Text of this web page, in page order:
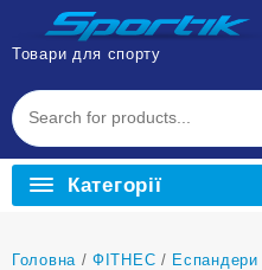
Перейти
вмісту
Товари для спорту
Категорії
Головна /ФІТНЕС / Еспандери